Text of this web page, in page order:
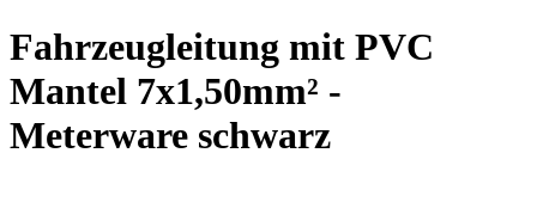
Fahrzeugleitung mit PVC
Mantel 7x1,50mm² -
Meterware schwarz